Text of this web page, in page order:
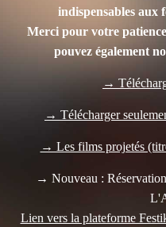
indispensables aux
Merci pour votre
pouvez également
→
→ Télécharger
→ Les films projetés
→ Nouveau :
Lien vers la plateforme